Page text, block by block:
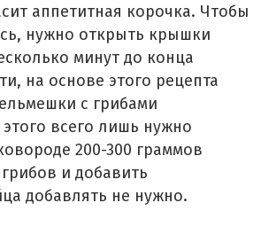
аппетитная корочка. Чтобы
нужно открыть крышки
минут до конца
на основе этого рецепта
с грибами
всего лишь нужно
200-300 граммов
и добавить
добавлять не нужно.